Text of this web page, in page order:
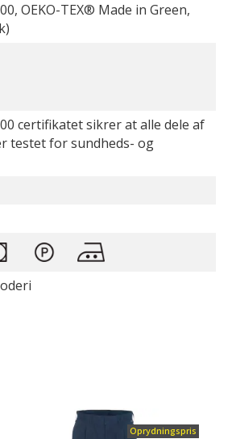
OEKO-TEX® Made in Green,
certifikatet sikrer at alle dele af
testet for sundheds- og
Oprydningspris